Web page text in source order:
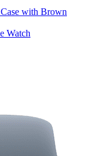
with Brown
Watch